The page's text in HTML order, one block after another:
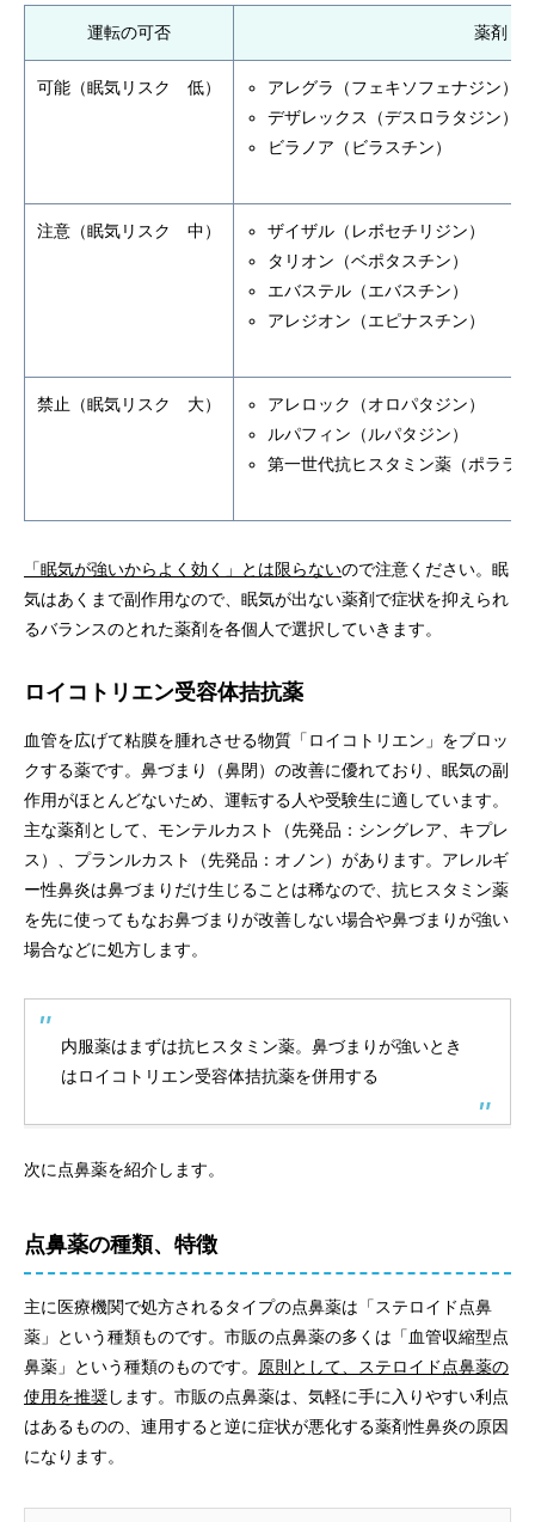
運転の可否 薬剤
可能（眠気リスク 低）
アレグラ（フェキソフェナジン）
デザレックス（デスロラタジン）
ビラノア（ビラスチン）
注意（眠気リスク 中）
ザイザル（レボセチリジン）
タリオン（ベポタスチン）
エバステル（エバスチン）
アレジオン（エピナスチン）
禁止（眠気リスク 大）
アレロック（オロパタジン）
ルパフィン（ルパタジン）
第一世代抗ヒスタミン薬（ポララ
「眠気が強いからよく効く」とは限らないので注意ください。眠
気はあくまで副作用なので、眠気が出ない薬剤で症状を抑えられ
るバランスのとれた薬剤を各個人で選択していきます。
ロイコトリエン受容体拮抗薬
血管を広げて粘膜を腫れさせる物質「ロイコトリエン」をブロッ
クする薬です。鼻づまり（鼻閉）の改善に優れており、眠気の副
作用がほとんどないため、運転する人や受験生に適しています。
主な薬剤として、モンテルカスト（先発品：シングレア、キプレ
ス）、プランルカスト（先発品：オノン）があります。アレルギ
ー性鼻炎は鼻づまりだけ生じることは稀なので、抗ヒスタミン薬
を先に使ってもなお鼻づまりが改善しない場合や鼻づまりが強い
場合などに処方します。
内服薬はまずは抗ヒスタミン薬。鼻づまりが強いとき
はロイコトリエン受容体拮抗薬を併用する
次に点鼻薬を紹介します。
点鼻薬の種類、特徴
主に医療機関で処方されるタイプの点鼻薬は「ステロイド点鼻
薬」という種類ものです。市販の点鼻薬の多くは「血管収縮型点
鼻薬」という種類のものです。
原則として、ステロイド点鼻薬の
使用を推奨します。市販の点鼻薬は、気軽に手に入りやすい利点
はあるものの、連用すると逆に症状が悪化する薬剤性鼻炎の原因
になります。